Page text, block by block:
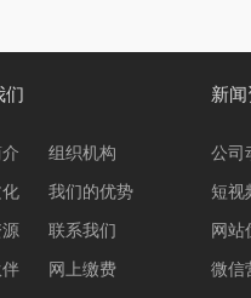
们
组织机构
我们的优势
源 联系我们
网上缴费
新
公司
短视
网站
微信